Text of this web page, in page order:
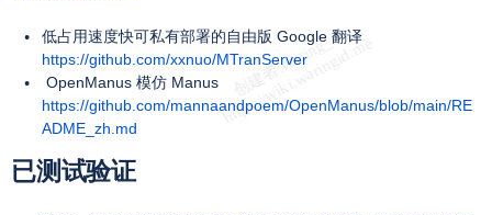
低占用速度快可私有部署的自由版 Google 翻译
https://github.com/xxnuo/MTranServer
OpenManus 模仿 Manus
https://github.com/mannaandpoem/OpenManus/blob/main/RE
ADME_zh.md
已测试验证